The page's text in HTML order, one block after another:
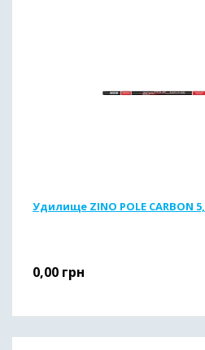
Удилище ZINO POLE CARBON
0,00 грн